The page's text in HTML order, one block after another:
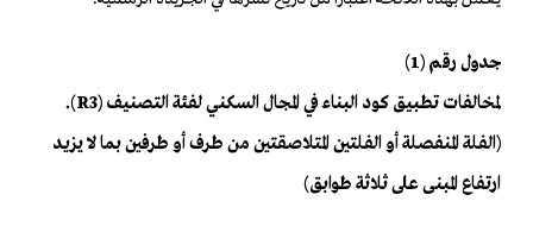
جدول رقم (1)
لمخالفات تطبيق كود البناء في المجال السكني لفئة التصنيف (R3).
(الفلة المنفصلة أو الفلتين المتلاصقتين من طرف أو طرفين بما لا يزيد
ارتفاع المبنى على ثلاثة طوابق)